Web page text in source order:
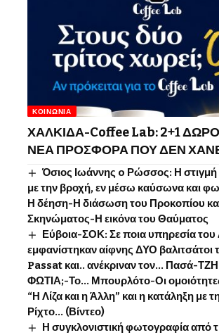
ΚΟΙΝΩΝΊΑ
ΧΑΛΚΙΔΑ-Coffee Lab: 2+1
ΝΕΑ ΠΡΟΣΦΟΡΑ ΠΟΥ ΔΕΝ
Όσιος Ιωάννης o Ρώσσος: Η στιγμή
με την βροχή, εν μέσω καύσωνα και
Η δέηση-Η διάσωση του Προκοπίου
Σκηνώματος-Η εικόνα του Θαύματος
Εύβοια-ΣΟΚ: Σε ποια υπηρεσία
εμφανίστηκαν αίφνης ΔΥΟ βαλιτσάτοι
Passat και.. ανέκριναν τον… Πασά-
ΦΩΤΙΑ;-Το… Μπουρλότο-Οι ομοιότητες
“Η Λίζα και η Άλλη” και η κατάληξη με
Ρίχτο… (Βίντεο)
Η συγκλονιστική φωτογραφία από